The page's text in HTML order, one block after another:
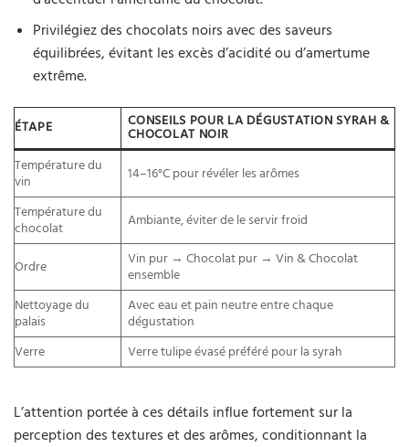
Privilégiez des chocolats noirs avec des saveurs
équilibrées, évitant les excès d’acidité ou d’amertume
extrême.
ÉTAPE CONSEILS POUR LA DÉGUSTATION SYRAH &
CHOCOLAT NOIR
Température du
vin
14–16°C pour révéler les arômes
Température du
chocolat
Ambiante, éviter de le servir froid
Ordre
Vin pur → Chocolat pur → Vin & Chocolat
ensemble
Nettoyage du
palais
Avec eau et pain neutre entre chaque
dégustation
Verre
Verre tulipe évasé préféré pour la syrah
L’attention portée à ces détails influe fortement sur la
perception des textures et des arômes, conditionnant la